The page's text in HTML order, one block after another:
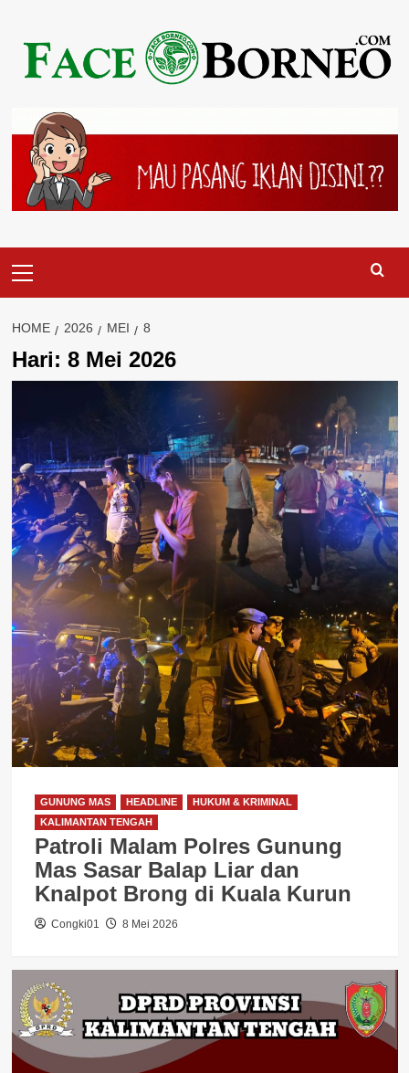
content
Menu
HOME 2026 MEI 8
Hari: 8 Mei 2026
GUNUNG MAS HEADLINE
HUKUM & KRIMINAL
KALIMANTAN TENGAH
Patroli Malam Polres Gunung
Mas Sasar Balap Liar dan
Knalpot Brong di Kuala Kurun
Congki01 8 Mei 2026